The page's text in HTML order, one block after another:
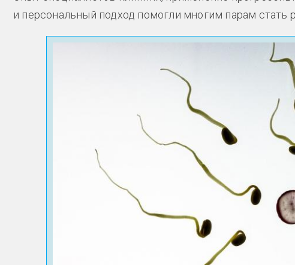
и персональный подход помогли многим парам стать